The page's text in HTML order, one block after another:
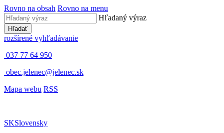
Rovno na obsah Rovno na menu
Hľadaný výraz
Hľadať
rozšírené vyhľadávanie
037 77 64 950
obec.jelenec@jelenec.sk
Mapa webu RSS
SKSlovensky